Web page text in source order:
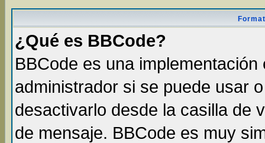
¿Qué es BBCode?
BBCode es una
administrador si se puede usar
desactivarlo desde la casilla de
de mensaje. BBCode es muy